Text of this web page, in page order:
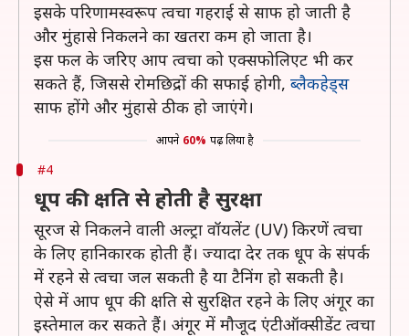
इसके परिणामस्वरूप त्वचा गहराई से साफ हो जाती है
और मुंहासे निकलने का खतरा कम हो जाता है।
इस फल के जरिए आप त्वचा को एक्सफोलिएट भी कर
सकते हैं, जिससे रोमछिद्रों की सफाई होगी, ब्लैकहेड्स
साफ होंगे और मुंहासे ठीक हो जाएंगे।
आपने 60% पढ़ लिया है
#4
धूप की क्षति से होती है सुरक्षा
सूरज से निकलने वाली अल्ट्रा वॉयलेंट (UV) किरणें त्वचा
के लिए हानिकारक होती हैं। ज्यादा देर तक धूप के संपर्क
में रहने से त्वचा जल सकती है या टैनिंग हो सकती है।
ऐसे में आप धूप की क्षति से सुरक्षित रहने के लिए अंगूर का
इस्तेमाल कर सकते हैं। अंगूर में मौजूद एंटीऑक्सीडेंट त्वचा